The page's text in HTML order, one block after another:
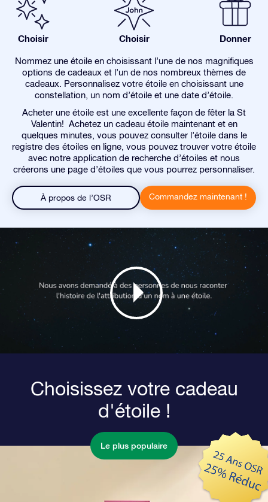
Choisir Choisir Donner
Nommez une étoile en choisissant l’une de nos magnifiques
options de cadeaux et l’un de nos nombreux thèmes de
cadeaux. Personnalisez votre étoile en choisissant une
constellation, un nom d’étoile et une date d’étoile.
Acheter une étoile est une excellente façon de fêter la St
Valentin! Achetez un cadeau étoile maintenant et en
quelques minutes, vous pouvez consulter l’étoile dans le
registre des étoiles en ligne, vous pouvez trouver votre étoile
avec notre application de recherche d’étoiles et nous
créerons une page d’étoiles que vous pourrez personnaliser.
À propos de l’OSR Commandez maintenant !
Choisissez votre cadeau
d'étoile !
Le plus populaire